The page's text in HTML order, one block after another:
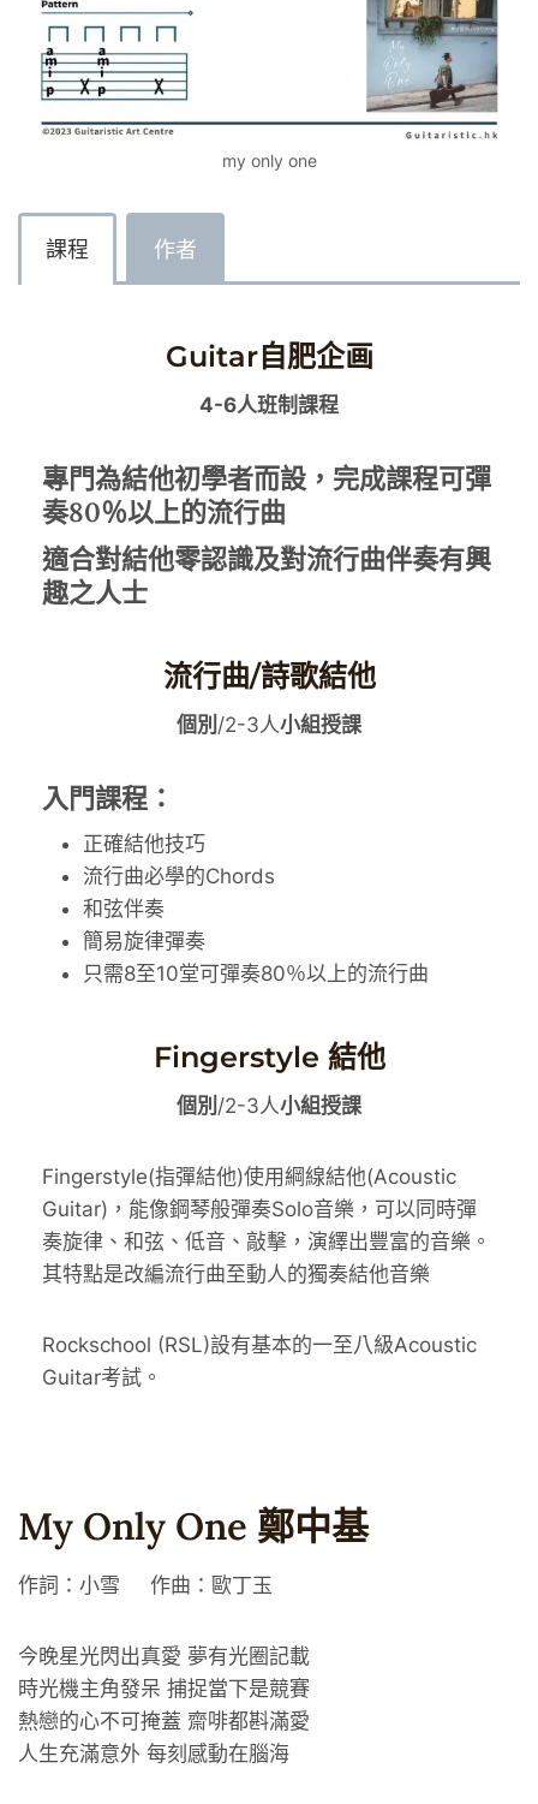
my only one
課程 作者
Guitar自肥企画
4-6人班制課程
專門為結他初學者而設，完成課程可彈
奏80％以上的流行曲
適合對結他零認識及對流行曲伴奏有興
趣之人士
流行曲/詩歌結他
個別 /2-3人小組授課
入門課程：
正確結他技巧
流行曲必學的Chords
和弦伴奏
簡易旋律彈奏
只需8至10堂可彈奏80％以上的流行曲
Fingerstyle 結他
個別 /2-3人小組授課
Fingerstyle(指彈結他)使用綱線結他(Acoustic
Guitar)，能像鋼琴般彈奏Solo音樂，可以同時彈
奏旋律、和弦、低音、敲擊，演繹出豐富的音樂。
其特點是改編流行曲至動人的獨奏結他音樂
Rockschool (RSL)設有基本的一至八級Acoustic
Guitar考試。
My Only One 鄭中基
作詞：小雪 作曲：歐丁玉
今晚星光閃出真愛 夢有光圈記載
時光機主角發呆 捕捉當下是競賽
熱戀的心不可掩蓋 齋啡都斟滿愛
人生充滿意外 每刻感動在腦海